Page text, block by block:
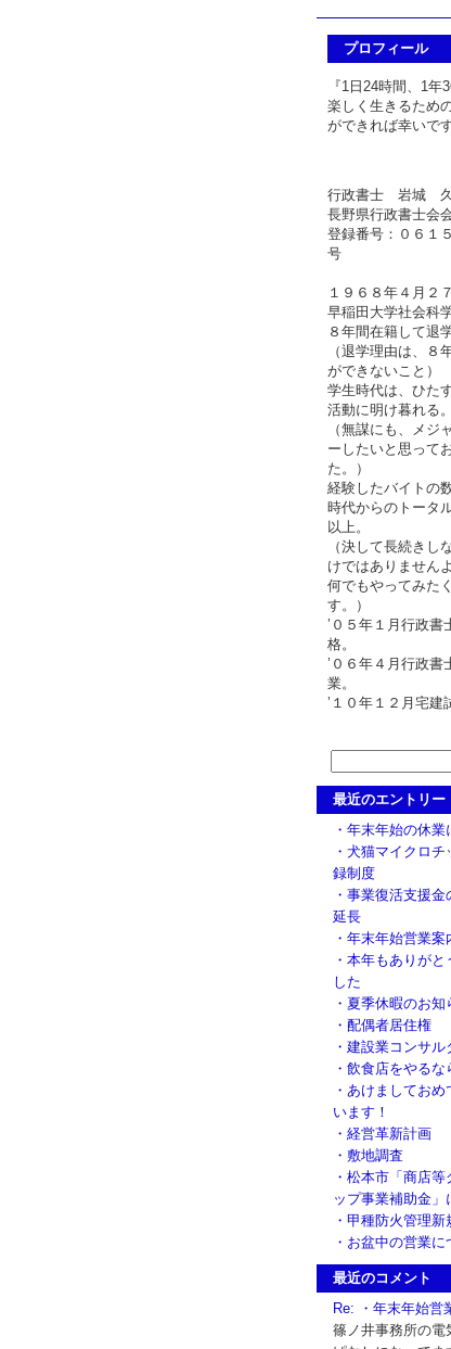
プロフィール
『1日24時間、1年
楽しく生きるため
ができれば幸いです
行政書士 岩城 久
長野県行政書士会
登録番号：０６１
号
１９６８年４月２
早稲田大学社会科
８年間在籍して退学
（退学理由は、８
ができないこと）
学生時代は、ひた
活動に明け暮れる。
（無謀にも、メジ
ーしたいと思って
た。）
経験したバイトの
時代からのトータ
以上。
（決して長続きし
けではありませんよ
何でもやってみた
す。）
’０５年１月行政書
格。
’０６年４月行政書
業。
’１０年１２月宅建
最近のエントリー
・年末年始の休業
・犬猫マイクロ
録制度
・事業復活支援金
延長
・年末年始営業案
・本年もありがと
した
・夏季休暇のお知
・配偶者居住権
・建設業コンサル
・飲食店をやるな
・あけましてお
います！
・経営革新計画
・敷地調査
・松本市「商店等
ップ事業補助金」
・甲種防火管理新
・お盆中の営業に
最近のコメント
Re: ・年末年始営
篠ノ井事務所の電